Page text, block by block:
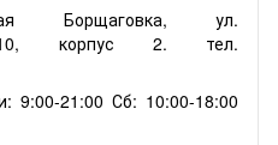
Борщаговка, ул.
10, корпус 2. тел.
9:00-21:00 Сб: 10:00-18:00